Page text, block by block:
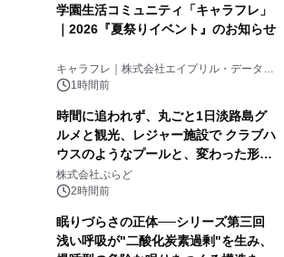
学園生活コミュニティ「キャラフレ」
｜2026『夏祭りイベント』のお知らせ
キャラフレ｜株式会社エイプリル・データ・
デザインズ
1時間前
時間に追われず、丸ごと1日淡路島グ
ルメと観光、レジャー施設で クラブハ
ウスのようなプールと、変わった形の
サウナも 「THE BOXY AWAJI」のお
得な素泊まり連泊プランで
株式会社ぷらど
2時間前
眠りづらさの正体──シリーズ第三回
浅い呼吸が"二酸化炭素過剰"を生み、